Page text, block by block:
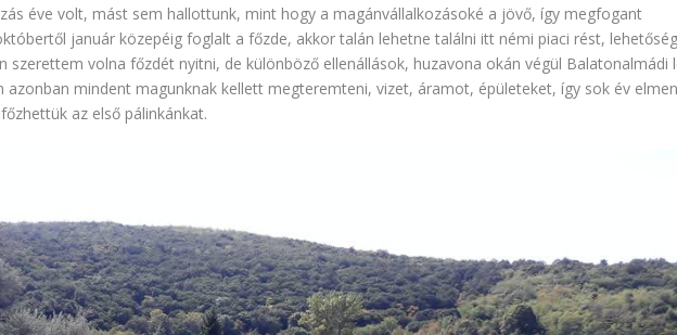
éve volt, mást sem hallottunk, mint hogy a magánvállalkozásoké a jövő, így megfogant
január közepéig foglalt a főzde, akkor talán lehetne találni itt némi piaci rést,
szerettem volna főzdét nyitni, de különböző ellenállások, huzavona okán végül Balatonalmádi
azonban mindent magunknak kellett megteremteni, vizet, áramot, épületeket, így sok év
az első pálinkánkat.